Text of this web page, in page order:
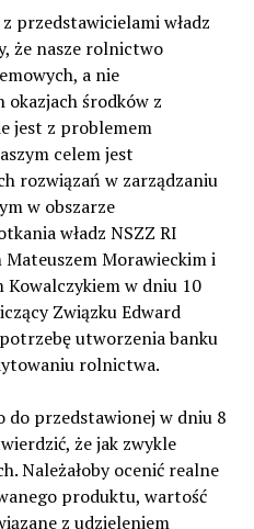
przedstawicielami władz
że nasze rolnictwo
a nie
środków z
jest z problemem
celem jest
rozwiązań w zarządzaniu
w obszarze
władz NSZZ RI
Mateuszem Morawieckim i
w dniu 10
Związku Edward
utworzenia banku
rolnictwa.
do przedstawionej w dniu 8
że jak zwykle
Należałoby ocenić realne
produktu, wartość
z udzieleniem